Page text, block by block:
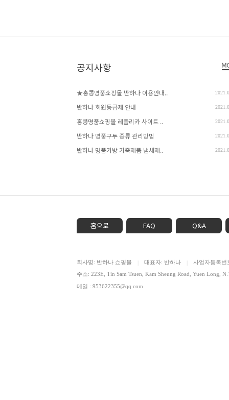
공지사항
★홍콩명품쇼핑몰 반하나 이용안내..
반하나 회원등급제 안내
홍콩명품쇼핑몰 레플리카 사이트 ..
반하나 명품구두 종류 관리방법
반하나 명품가방 가죽제품 냄새제..
홈으로 FAQ Q&A
회사명: 반하나 쇼핑몰 대표자: 반하나
사업자등록
주소: 223E, Tin Sam Tsuen, Kam Sheung Road, Yuen Long,
메일 : 953622355@qq.com